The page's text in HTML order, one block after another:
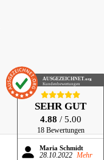
AUSGEZEICHNET.org
Kundenbewertungen
SEHR GUT
4.88 / 5.00
18 Bewertungen
Maria Schmidt
28.10.2022 Mehr